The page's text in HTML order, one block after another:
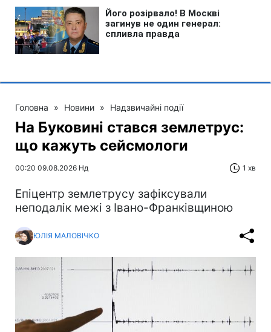
Головна » Новини » Надзвичайні події
На Буковині стався землетрус:
що кажуть сейсмологи
00:20 09.08.2026 Нд 1 хв
Епіцентр землетрусу зафіксували
неподалік межі з Івано-Франківщиною
ЮЛІЯ МАЛОВІЧКО